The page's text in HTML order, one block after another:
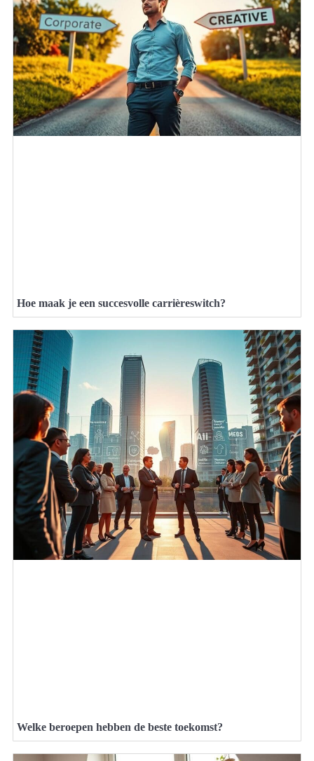
Hoe maak je een succesvolle carrièreswitch?
Welke beroepen hebben de beste toekomst?